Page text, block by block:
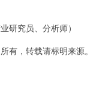
研究员、分析师）
有，转载请标明来源。